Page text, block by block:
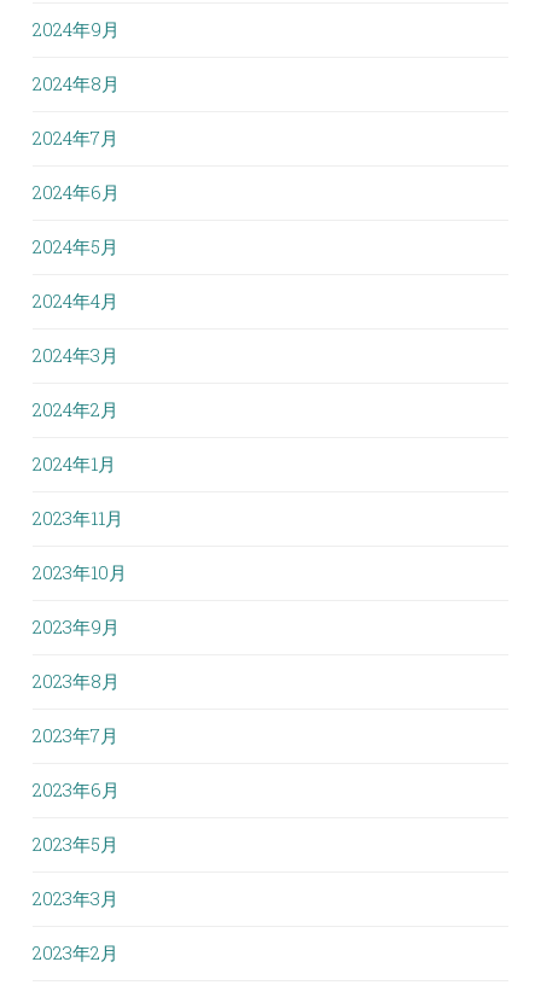
2024年9月
2024年8月
2024年7月
2024年6月
2024年5月
2024年4月
2024年3月
2024年2月
2024年1月
2023年11月
2023年10月
2023年9月
2023年8月
2023年7月
2023年6月
2023年5月
2023年3月
2023年2月